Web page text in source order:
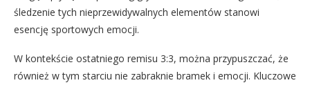
śledzenie tych nieprzewidywalnych elementów stanowi
esencję sportowych emocji.
W kontekście ostatniego remisu 3:3, można przypuszczać, że
również w tym starciu nie zabraknie bramek i emocji. Kluczowe